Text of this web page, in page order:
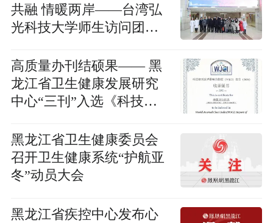
共融 情暖两岸——台湾弘
光科技大学师生访问团到
问
高质量办刊结硕果—— 黑
龙江省卫生健康发展研究
中心“三刊”入选《科技期
（WJCI）报告（2024）》
黑龙江省卫生健康委员会
召开卫生健康系统“护航亚
冬”动员大会
黑龙江省疾控中心发布心